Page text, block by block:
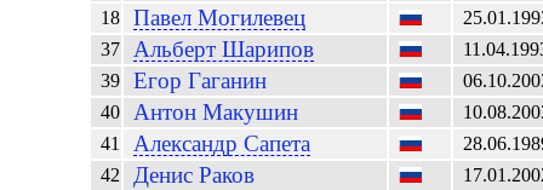
18
Павел Могилевец
37
Альберт Шарипов
39
Егор Гаганин
40
Антон Макушин
41
Александр Сапета
42
Денис Раков